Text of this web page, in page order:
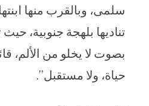
سلمى، وبالقرب منها
تناديها بلهجة جنوبية،
بصوت لا يخلو من الألم،
حياة، ولا مستقبل”.